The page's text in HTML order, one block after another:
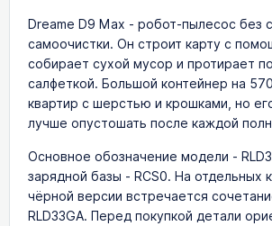
Dreame D9 Max - робот-пылесос без
самоочистки. Он строит карту с
собирает сухой мусор и протирает
салфеткой. Большой контейнер на
квартир с шерстью и крошками, но
лучше опустошать после каждой
Основное обозначение модели -
зарядной базы - RCS0. На отдельных
чёрной версии встречается
RLD33GA. Перед покупкой детали